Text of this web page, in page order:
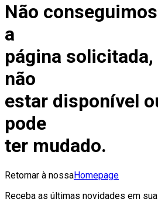
Não
a
página solicitada,
não
estar disponível
pode
ter mudado.
Retornar à nossaHomepage
Receba as últimas novidades em